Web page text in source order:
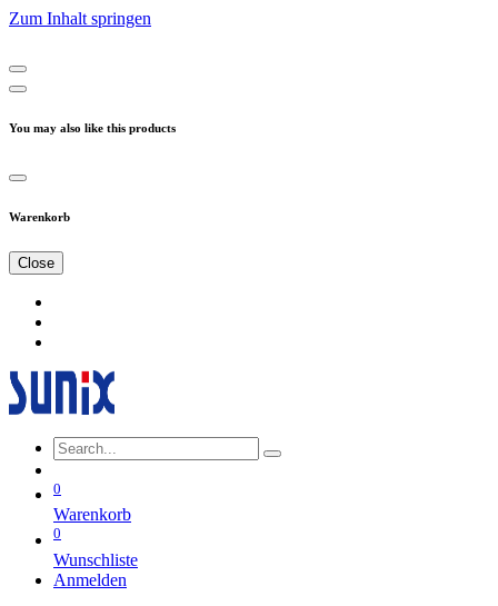
Zum Inhalt springen
You may also like this products
Warenkorb
Close
0
Warenkorb
0
Wunschliste
Anmelden